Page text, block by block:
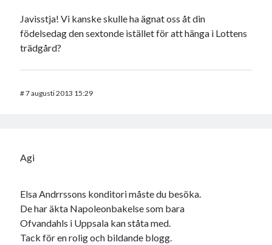
Javisstja! Vi kanske skulle ha ägnat oss åt din
födelsedag den sextonde istället för att hänga i Lottens
trädgård?
#7 augusti 2013 15:29
Agi
Elsa Andrrssons konditori måste du besöka.
De har äkta Napoleonbakelse som bara
Ofvandahls i Uppsala kan ståta med.
Tack för en rolig och bildande blogg.